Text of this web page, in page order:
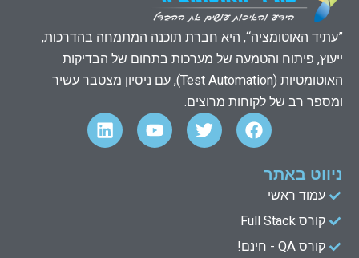
”עתיד האוטומציה“, היא חברת תוכנה המתמחה בהדרכות,
ייעוץ, פיתוח והטמעה של מערכות בתחום של הבדיקות
האוטומטיות (Test Automation), עם ניסיון מצטבר עשיר
ומספר רב של לקוחות מרוצים.
F
a
c
o
k
T
w
i
Y
o
u
L
i
n
ניווט באתר
עמוד ראשי
קורס Full Stack
קורס QA - חינם!